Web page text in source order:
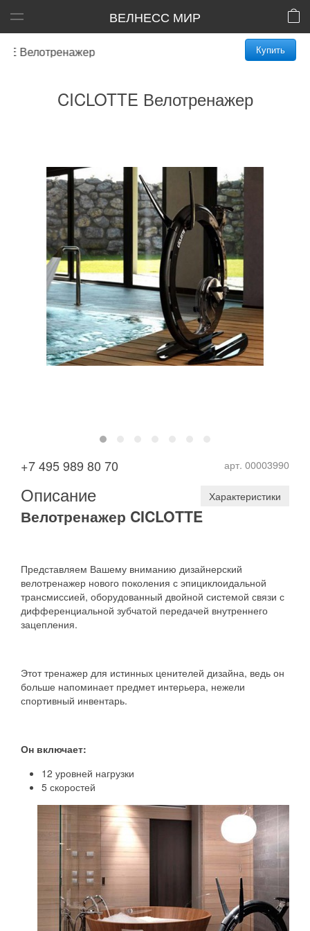
ВЕЛНЕСС МИР
Велотренажер Купить
CICLOTTE Велотренажер
арт. 00003990
+7 495 989 80 70
Описание Характеристики
Велотренажер CICLOTTE
Представляем Вашему вниманию дизайнерский
велотренажер нового поколения с эпициклоидальной
трансмиссией, оборудованный двойной системой связи с
дифференциальной зубчатой передачей внутреннего
зацепления.
Этот тренажер для истинных ценителей дизайна, ведь он
больше напоминает предмет интерьера, нежели
спортивный инвентарь.
Он включает:
12 уровней нагрузки
5 скоростей